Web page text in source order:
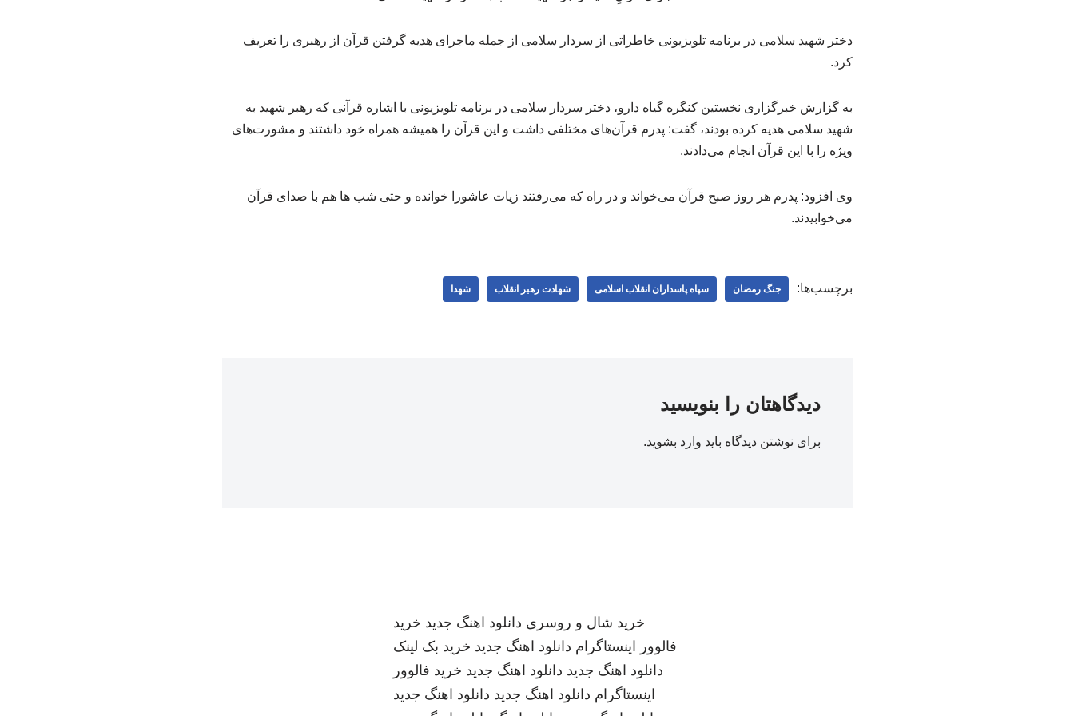
دختر شهید سلامی در برنامه تلویزیونی خاطراتی از سردار سلامی از جمله ماجرای هدیه گرفتن قرآن از رهبری را تعریف
کرد.
به گزارش خبرگزاری نخستین کنگره گیاه دارو، دختر سردار سلامی در برنامه تلویزیونی با اشاره قرآنی که رهبر شهید به
شهید سلامی هدیه کرده بودند، گفت: پدرم قرآن‌های مختلفی داشت و این قرآن را همیشه همراه خود داشتند و مشورت‌های
ویژه را با این قرآن انجام می‌دادند.
وی افزود: پدرم هر روز صبح قرآن می‌خواند و در راه که می‌رفتند زیات عاشورا خوانده و حتی شب ها هم با صدای قرآن
می‌خوابیدند.
برچسب‌ها: جنگ رمضان سپاه پاسداران انقلاب اسلامی شهادت رهبر انقلاب شهدا
دیدگاهتان را بنویسید
برای نوشتن دیدگاه باید وارد بشوید.
خرید شال و روسری دانلود اهنگ جدید خرید
فالوور اینستاگرام دانلود اهنگ جدید خرید بک لینک
دانلود اهنگ جدید دانلود اهنگ جدید خرید فالوور
اینستاگرام دانلود اهنگ جدید دانلود اهنگ جدید